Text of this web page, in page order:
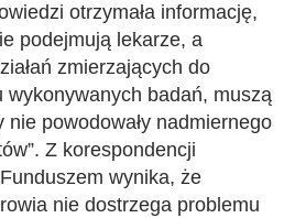
otrzymała informację,
podejmują lekarze, a
zmierzających do
wykonywanych badań, muszą
powodowały nadmiernego
Z korespondencji
wynika, że
nie dostrzega problemu